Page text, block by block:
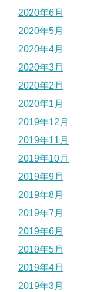
2020年6月
2020年5月
2020年4月
2020年3月
2020年2月
2020年1月
2019年12月
2019年11月
2019年10月
2019年9月
2019年8月
2019年7月
2019年6月
2019年5月
2019年4月
2019年3月